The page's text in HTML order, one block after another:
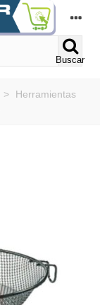
Buscar
>
Herramientas